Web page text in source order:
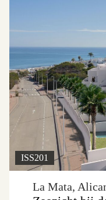
ISS201
La Mata,